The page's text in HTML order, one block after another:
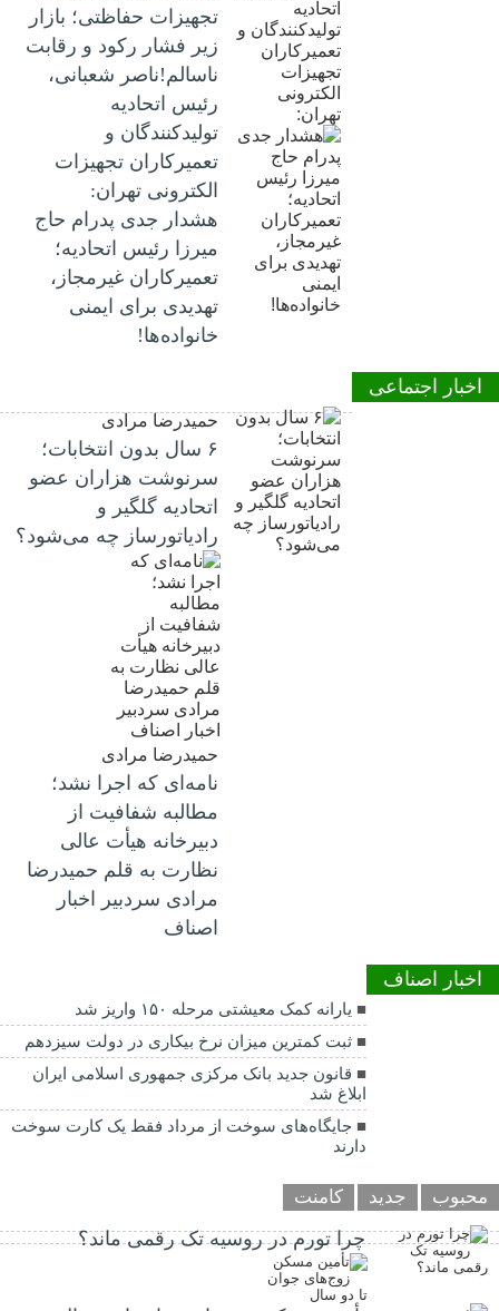
تجهیزات حفاظتی؛ بازار
زیر فشار رکود و رقابت
ناسالم!ناصر شعبانی،
رئیس اتحادیه
تولیدکنندگان و
تعمیرکاران تجهیزات
الکترونی تهران:
هشدار جدی پدرام حاج
میرزا رئیس اتحادیه؛
تعمیرکاران غیرمجاز،
تهدیدی برای ایمنی
خانواده‌ها!
اخبار اجتماعی
حمیدرضا مرادی
۶ سال بدون انتخابات؛
سرنوشت هزاران عضو
اتحادیه گلگیر و
رادیاتورساز چه می‌شود؟
حمیدرضا مرادی
نامه‌ای که اجرا نشد؛
مطالبه شفافیت از
دبیرخانه هیأت عالی
نظارت به قلم حمیدرضا
مرادی سردبیر اخبار
اصناف
اخبار اصناف
یارانه کمک معیشتی مرحله ۱۵۰ واریز شد
ثبت کمترین میزان نرخ بیکاری در دولت سیزدهم
قانون جدید بانک مرکزی جمهوری اسلامی ایران
ابلاغ شد
جایگاه‌های سوخت از مرداد فقط یک کارت سوخت
دارند
محبوب جدید کامنت
چرا تورم در روسیه تک رقمی ماند؟